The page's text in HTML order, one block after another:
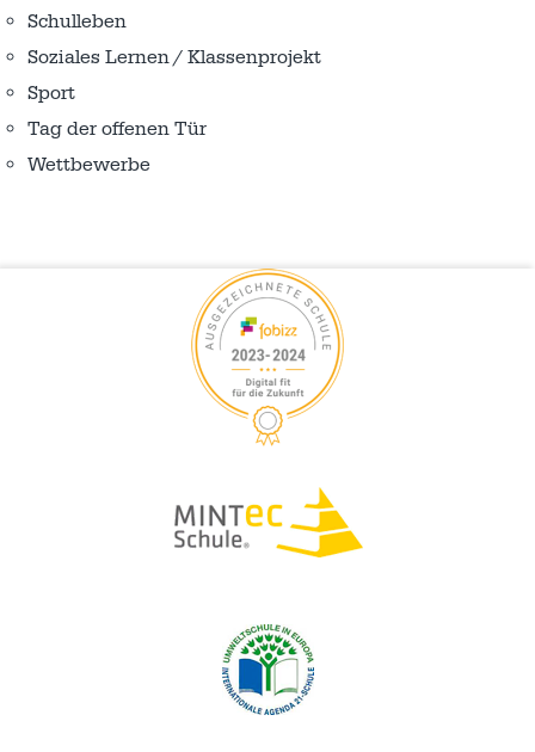
Schulleben
Soziales Lernen / Klassenprojekt
Sport
Tag der offenen Tür
Wettbewerbe